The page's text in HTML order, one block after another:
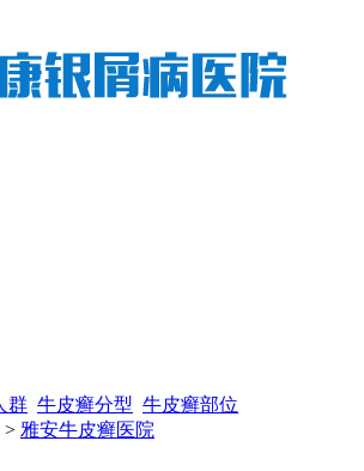
群 牛皮癣分型 牛皮癣部位
> 雅安牛皮癣医院